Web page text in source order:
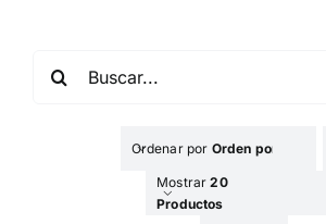
Ordenar por Orden por Defecto
Mostrar20
Productos